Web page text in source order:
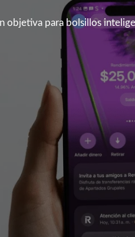
objetiva para bolsillos